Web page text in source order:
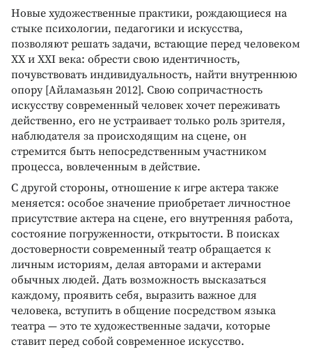
Новые художественные практики, рождающиеся на
стыке психологии, педагогики и искусства,
позволяют решать задачи, встающие перед человеком
XX и XXI века: обрести свою идентичность,
почувствовать индивидуальность, найти внутреннюю
опору [Айламазьян 2012]. Свою сопричастность
искусству современный человек хочет переживать
действенно, его не устраивает только роль зрителя,
наблюдателя за происходящим на сцене, он
стремится быть непосредственным участником
процесса, вовлеченным в действие.
С другой стороны, отношение к игре актера также
меняется: особое значение приобретает личностное
присутствие актера на сцене, его внутренняя работа,
состояние погруженности, открытости. В поисках
достоверности современный театр обращается к
личным историям, делая авторами и актерами
обычных людей. Дать возможность высказаться
каждому, проявить себя, выразить важное для
человека, вступить в общение посредством языка
театра — это те художественные задачи, которые
ставит перед собой современное искусство.